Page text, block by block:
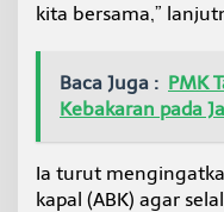
kita bersama,”
Baca Juga : PMK
Kebakaran pada
Ia turut
kapal (ABK) agar